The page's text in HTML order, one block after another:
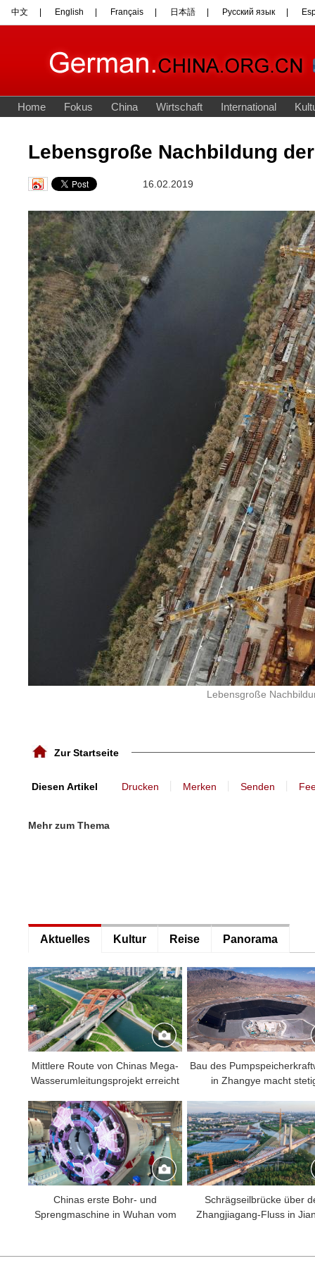
Lebensgroße Nachbildung
16.02.2019
Lebensgroße
Zur Startseite
Diesen Artikel Drucken Merken Senden
Mehr zum Thema